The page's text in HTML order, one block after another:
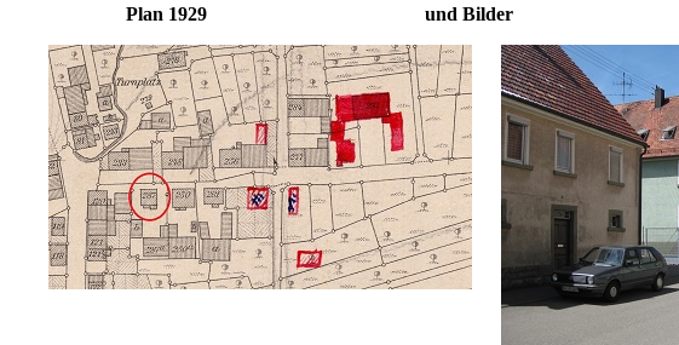
Plan 1929 und Bilder